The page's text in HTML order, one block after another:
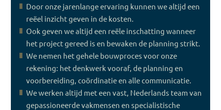
Door onze jarenlange ervaring kunnen we altijd een
reëel inzicht geven in de kosten.
Ook geven we altijd een reële inschatting wanneer
het project gereed is en bewaken de planning strikt.
We nemen het gehele bouwproces voor onze
rekening: het denkwerk vooraf, de planning en
voorbereiding, coördinatie en alle communicatie.
We werken altijd met een vast, Nederlands team van
gepassioneerde vakmensen en specialistische